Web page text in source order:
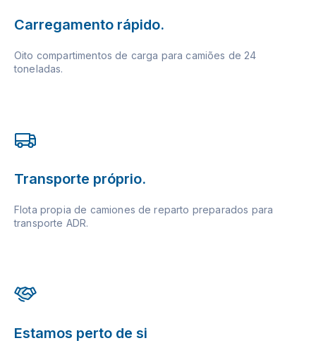
Carregamento rápido.
Oito compartimentos de carga para camiões de 24
toneladas.
Transporte próprio.
Flota propia de camiones de reparto preparados para
transporte ADR.
Estamos perto de si